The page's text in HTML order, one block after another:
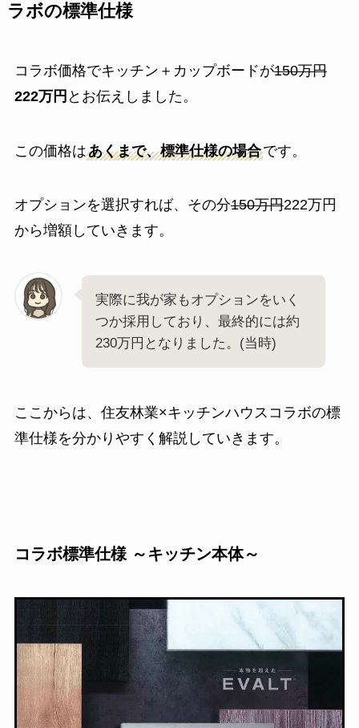
ラボの標準仕様
コラボ価格でキッチン＋カップボードが150万円
222万円 とお伝えしました。
この価格はあくまで、標準仕様の場合です。
オプションを選択すれば、その分150万円222万円
から増額していきます。
実際に我が家もオプションをいく
つか採用しており、最終的には約
230万円となりました。(当時)
ここからは、住友林業×キッチンハウスコラボの標
準仕様を分かりやすく解説していきます。
コラボ標準仕様 ～キッチン本体～